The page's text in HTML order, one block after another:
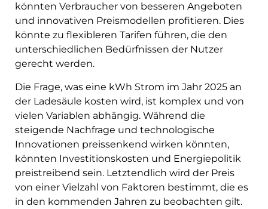
könnten Verbraucher von besseren Angeboten
und innovativen Preismodellen profitieren. Dies
könnte zu flexibleren Tarifen führen, die den
unterschiedlichen Bedürfnissen der Nutzer
gerecht werden.
Die Frage, was eine kWh Strom im Jahr 2025 an
der Ladesäule kosten wird, ist komplex und von
vielen Variablen abhängig. Während die
steigende Nachfrage und technologische
Innovationen preissenkend wirken könnten,
könnten Investitionskosten und Energiepolitik
preistreibend sein. Letztendlich wird der Preis
von einer Vielzahl von Faktoren bestimmt, die es
in den kommenden Jahren zu beobachten gilt.